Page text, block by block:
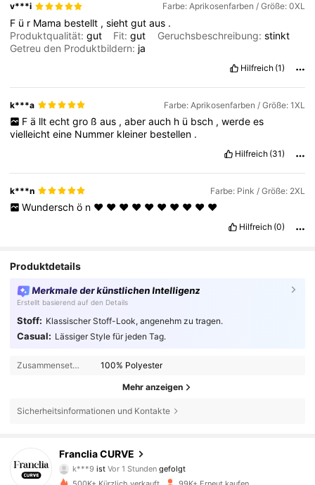
v***i Farbe: Aprikosenfarben / Größe: 0XL
F ü r Mama bestellt ,siehtgutaus .
Produktqualität:gut Fit:gut Geruchsbeschreibung: stinkt
Getreu den Produktbildern: ja
Hilfreich (1)
k***a Farbe: Aprikosenfarben / Größe: 1XL
F ä llt echt gro ß aus , aber auch h ü bsch , werde es
vielleichteine Nummer kleiner bestellen .
Hilfreich (31)
k***n Farbe: Pink / Größe: 2XL
Wundersch ö n ❤️ ❤️ ❤️ ❤️ ❤️ ❤️ ❤️ ❤️ ❤️ ❤️
Hilfreich (0)
Produktdetails
Merkmale der künstlichen Intelligenz
Erstellt basierend auf den Details
Stoff: Klassischer Stoff-Look, angenehm zu tragen.
Casual: Lässiger Style für jeden Tag.
Zusammensetzung: 100% Polyester
Mehr anzeigen
Sicherheitsinformationen und Kontakte
Franclia CURVE
j***9ist am Durchsuchen
4,81
173K Follower